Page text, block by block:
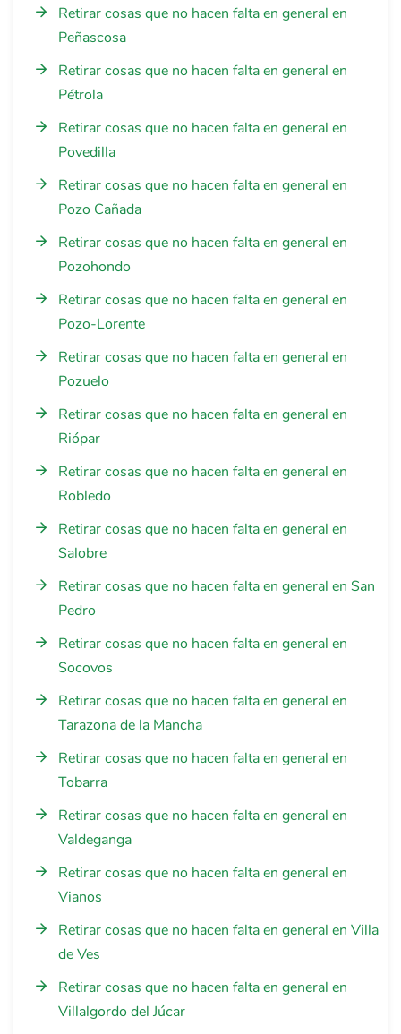
Retirar cosas que no hacen falta en general en
Peñascosa
Retirar cosas que no hacen falta en general en
Pétrola
Retirar cosas que no hacen falta en general en
Povedilla
Retirar cosas que no hacen falta en general en
Pozo Cañada
Retirar cosas que no hacen falta en general en
Pozohondo
Retirar cosas que no hacen falta en general en
Pozo-Lorente
Retirar cosas que no hacen falta en general en
Pozuelo
Retirar cosas que no hacen falta en general en
Riópar
Retirar cosas que no hacen falta en general en
Robledo
Retirar cosas que no hacen falta en general en
Salobre
Retirar cosas que no hacen falta en general en San
Pedro
Retirar cosas que no hacen falta en general en
Socovos
Retirar cosas que no hacen falta en general en
Tarazona de la Mancha
Retirar cosas que no hacen falta en general en
Tobarra
Retirar cosas que no hacen falta en general en
Valdeganga
Retirar cosas que no hacen falta en general en
Vianos
Retirar cosas que no hacen falta en general en Villa
de Ves
Retirar cosas que no hacen falta en general en
Villalgordo del Júcar